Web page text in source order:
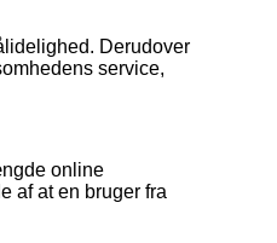
Derudover
service,
online
af at en bruger fra